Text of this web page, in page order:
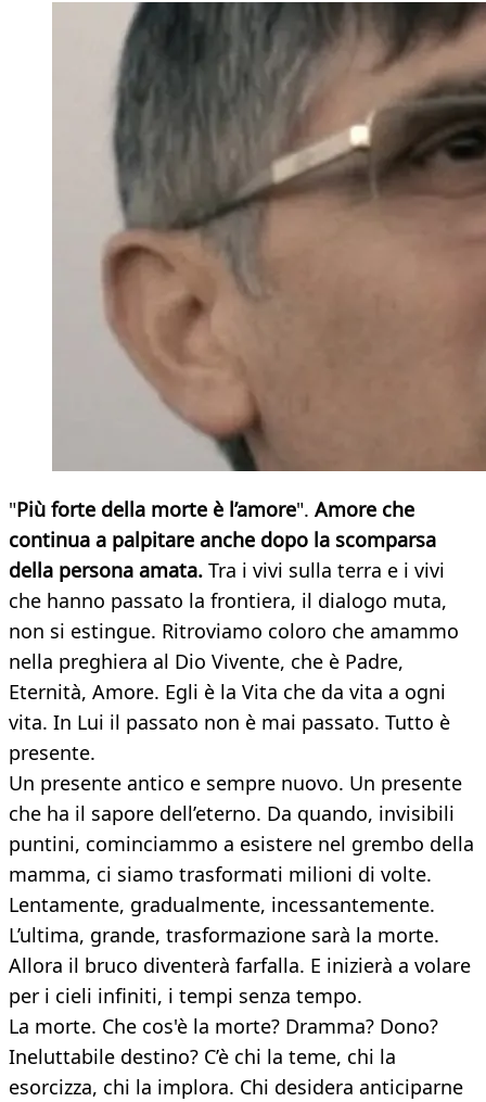
"Più forte della morte è l’amore". Amore che
continua a palpitare anche dopo la scomparsa
della persona amata. Tra i vivi sulla terra e i vivi
che hanno passato la frontiera, il dialogo muta,
non si estingue. Ritroviamo coloro che amammo
nella preghiera al Dio Vivente, che è Padre,
Eternità, Amore. Egli è la Vita che da vita a ogni
vita. In Lui il passato non è mai passato. Tutto è
presente.
Un presente antico e sempre nuovo. Un presente
che ha il sapore dell’eterno. Da quando, invisibili
puntini, cominciammo a esistere nel grembo della
mamma, ci siamo trasformati milioni di volte.
Lentamente, gradualmente, incessantemente.
L’ultima, grande, trasformazione sarà la morte.
Allora il bruco diventerà farfalla. E inizierà a volare
per i cieli infiniti, i tempi senza tempo.
La morte. Che cos'è la morte? Dramma? Dono?
Ineluttabile destino? C’è chi la teme, chi la
esorcizza, chi la implora. Chi desidera anticiparne